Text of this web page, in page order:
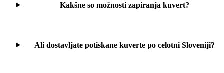
Kakšne so možnosti zapiranja kuvert?
Ali dostavljate potiskane kuverte po celotni Sloveniji?